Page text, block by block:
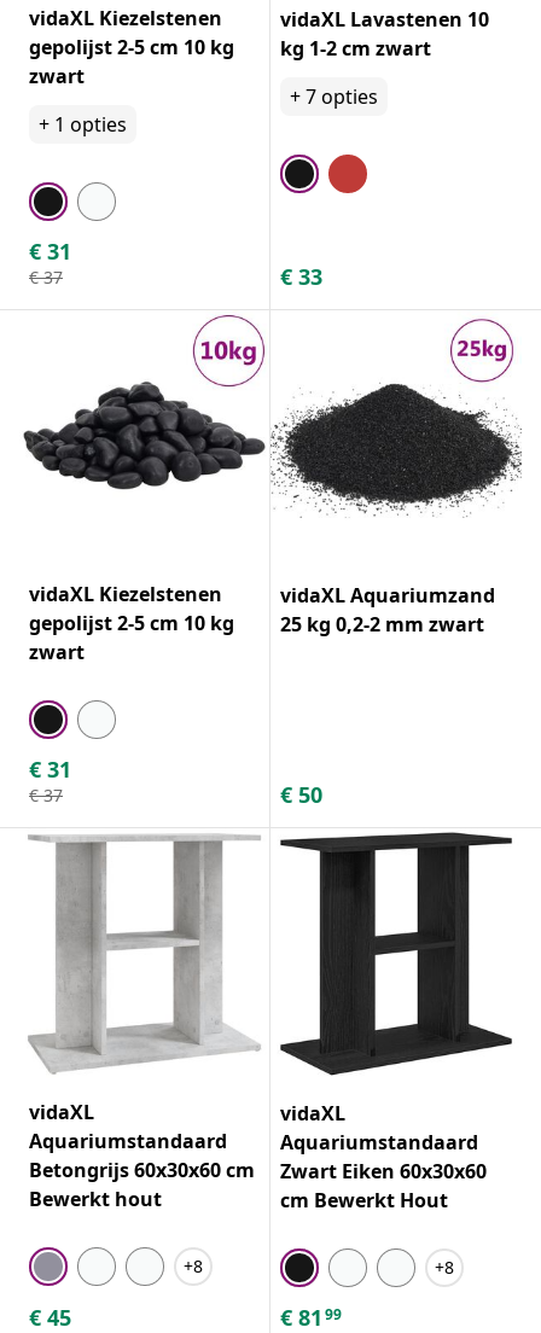
vidaXL Kiezelstenen
gepolijst 2-5 cm 10 kg
zwart
+ 1 opties
€ 31
€ 37
vidaXL Lavastenen 10
kg 1-2 cm zwart
+7opties
€ 33
vidaXL Kiezelstenen
gepolijst 2-5 cm 10 kg
zwart
€ 31
€ 37
vidaXL Aquariumzand
25 kg 0,2-2 mm zwart
€ 50
vidaXL
Aquariumstandaard
Betongrijs 60x30x60 cm
Bewerkt hout
+8
€ 45
vidaXL
Aquariumstandaard
Zwart Eiken 60x30x60
cm Bewerkt Hout
+8
€ 81 99